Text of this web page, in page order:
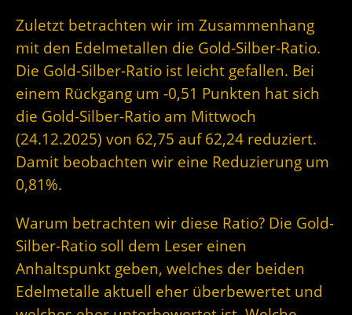
Zuletzt betrachten wir im Zusammenhang
mit den Edelmetallen die Gold-Silber-Ratio.
Die Gold-Silber-Ratio ist leicht gefallen. Bei
einem Rückgang um -0,51 Punkten hat sich
die Gold-Silber-Ratio am Mittwoch
(24.12.2025) von 62,75 auf 62,24 reduziert.
Damit beobachten wir eine Reduzierung um
0,81%.
Warum betrachten wir diese Ratio? Die Gold-
Silber-Ratio soll dem Leser einen
Anhaltspunkt geben, welches der beiden
Edelmetalle aktuell eher überbewertet und